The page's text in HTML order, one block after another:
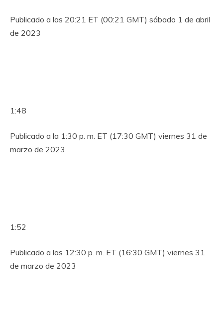
Publicado a las 20:21 ET (00:21 GMT) sábado 1 de abril
de 2023
1:48
Publicado a la 1:30 p. m. ET (17:30 GMT) viernes 31 de
marzo de 2023
1:52
Publicado a las 12:30 p. m. ET (16:30 GMT) viernes 31
de marzo de 2023